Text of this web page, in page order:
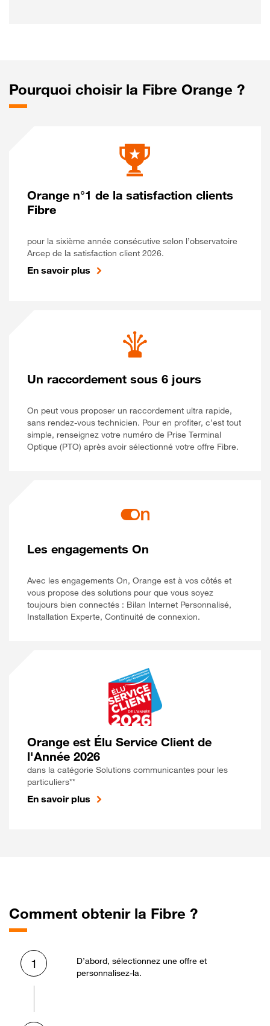
Pourquoi choisir la Fibre Orange ?
Orange n°1 de la satisfaction clients
Fibre
pour la sixième année consécutive selon l’observatoire
Arcep de la satisfaction client 2026.
En savoir plus
Un raccordement sous 6 jours
On peut vous proposer un raccordement ultra rapide,
sans rendez-vous technicien. Pour en profiter, c’est tout
simple, renseignez votre numéro de Prise Terminal
Optique (PTO) après avoir sélectionné votre offre Fibre.
Les engagements On
Avec les engagements On, Orange est à vos côtés et
vous propose des solutions pour que vous soyez
toujours bien connectés : Bilan Internet Personnalisé,
Installation Experte, Continuité de connexion.
Orange est Élu Service Client de
l'Année 2026
dans la catégorie Solutions communicantes pour les
particuliers**
En savoir plus
Comment obtenir la Fibre ?
1
D’abord, sélectionnez une offre et
personnalisez-la.